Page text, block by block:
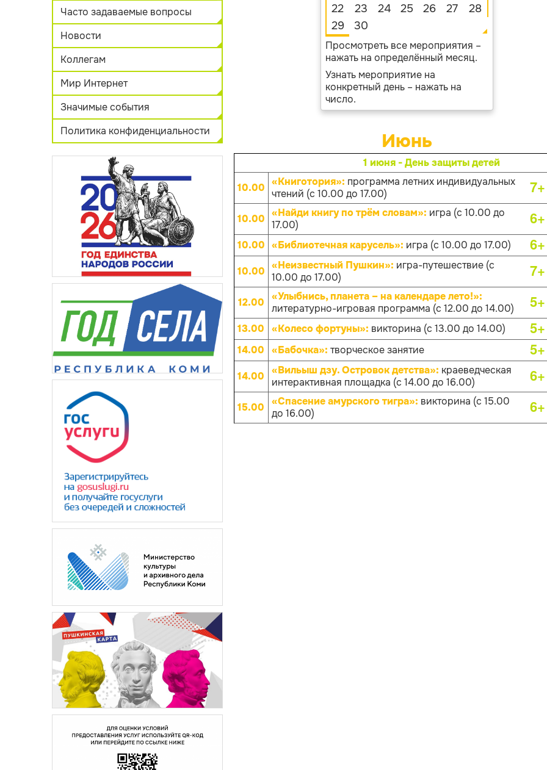
Часто задаваемые вопросы
Новости
Коллегам
Мир Интернет
Значимые события
Политика конфиденциальности
22
23 24 25 26 27
28
29
30
Просмотреть все мероприятия –
нажать на определённый месяц.
Узнать мероприятие на
конкретный день – нажать на
число.
Июнь
1 июня - День защиты детей
10.00 «Книготория»: программа летних индивидуальных
чтений (с 10.00 до 17.00)
7+
10.00 «Найди книгу по трём словам»: игра (с 10.00 до
17.00)
6+
10.00 «Библиотечная карусель»: игра (с 10.00 до 17.00) 6+
10.00 «Неизвестный Пушкин»: игра-путешествие (с
10.00 до 17.00)
7+
12.00
«Улыбнись, планета – на календаре лето!»:
литературно-игровая программа (с 12.00 до 14.00)
5+
13.00 «Колесо фортуны»: викторина (с 13.00 до 14.00) 5+
14.00
«Бабочка»: творческое занятие 5+
14.00 «Вильыш дзу. Островок детства»: краеведческая
интерактивная площадка (с 14.00 до 16.00)
6+
15.00 «Спасение амурского тигра»: викторина (с 15.00
до 16.00)
6+